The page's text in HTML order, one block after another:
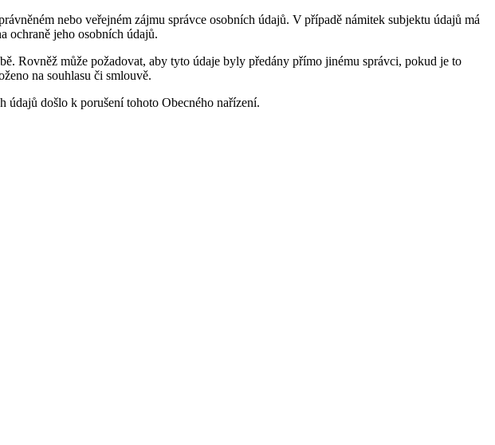
nebo veřejném zájmu správce osobních údajů. V případě námitek subjektu údajů má
ochraně jeho osobních údajů.
Rovněž může požadovat, aby tyto údaje byly předány přímo jinému správci, pokud je to
na souhlasu či smlouvě.
údajů došlo k porušení tohoto Obecného nařízení.